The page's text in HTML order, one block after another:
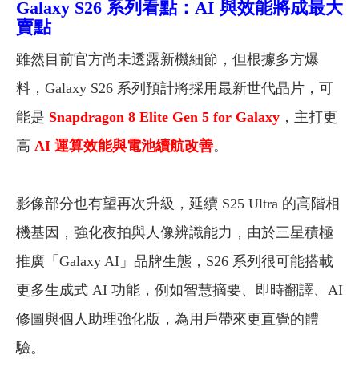
Galaxy S26 系列看點：AI 與效能將成最大
賣點
雖然目前官方尚未透露新機細節，但根據多方爆
料，Galaxy S26 系列預計將採用最新世代晶片，可
能是 Snapdragon 8 Elite Gen 5 for Galaxy ，主打更
高 AI 運算效能與電池續航改善。
影像部分也有望再次升級，延續 S25 Ultra 的高階相
機基因，強化夜拍與人像辨識能力，由於三星積極
推廣「Galaxy AI」品牌生態，S26 系列很可能搭載
更多生成式 AI 功能，例如智慧摘要、即時翻譯、AI
修圖與個人助理強化版，為用戶帶來更直覺的體
驗。